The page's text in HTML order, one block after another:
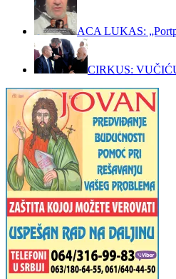
ACA LUKAS:
CIRKUS: